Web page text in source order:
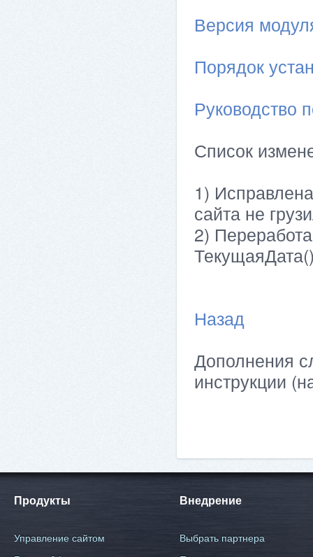
Версия
Порядок
Руководство
Список
1)
сайта не
2)
Назад
Дополнения
инструкции
Продукты
Управление сайтом
Внедрение
Выбрать партнера